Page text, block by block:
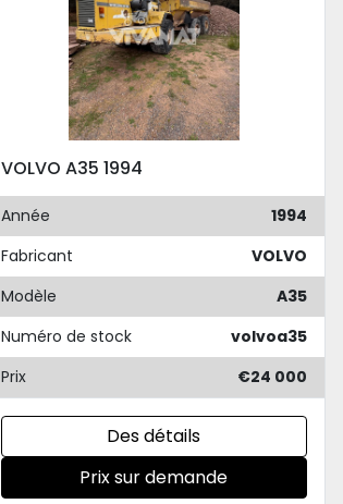
VOLVO A35 1994
Année
1994
Fabricant
VOLVO
Modèle
A35
Numéro de stock
volvoa35
Prix
€24 000
Des détails
Prix sur demande